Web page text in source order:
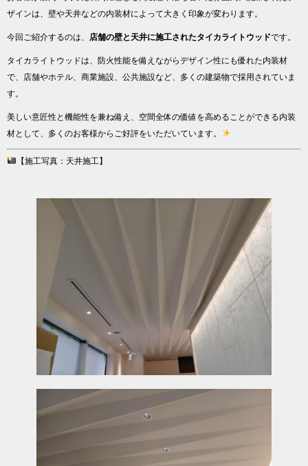
ザインは、壁や天井などの内装材によって大きく印象が変わります。
今回ご紹介するのは、 店舗の壁と天井に施工されたタイカライトウッドです。
タイカライトウッドは、防火性能を備えながらデザイン性にも優れた内装材
で、店舗やホテル、商業施設、公共施設など、多くの建築物で採用されていま
す。
美しい意匠性と機能性を兼ね備え、空間全体の価値を高めることができる内装
材として、多くのお客様からご好評をいただいています。
【施工写真：天井施工】